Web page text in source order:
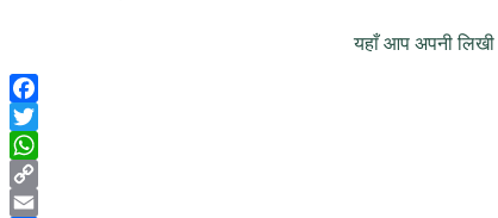
यहाँ आप अपनी लिखी
Facebook
Twitter
WhatsApp
Copy